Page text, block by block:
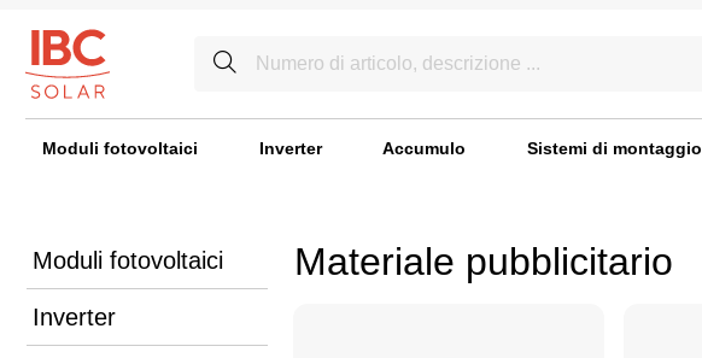
Moduli fotovoltaici Inverter Accumulo Sistemi di montaggio
Moduli fotovoltaici
Inverter
Materiale pubblicitario